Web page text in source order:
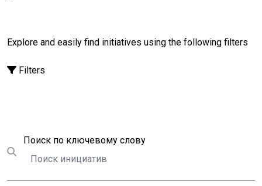
Explore and easily find initiatives using the following filters
Filters
Submit search
Поиск по ключевому словуПоиск